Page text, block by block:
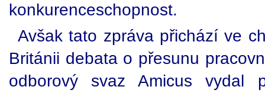
konkurenceschopnost.
Avšak tato zpráva přichází ve
Británii debata o přesunu
odborový svaz Amicus vydal